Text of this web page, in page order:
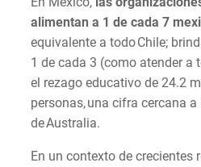
alimentan a 1 de cada 7
equivalente a todo Chile;
1 de cada 3 (como atender a
el rezago educativo de 24.2
personas, una cifra cercana
de Australia.
En un contexto de crecientes